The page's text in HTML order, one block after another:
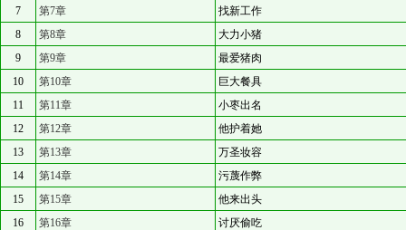
7
第7章
找新工作
8
第8章
大力小猪
9
第9章
最爱猪肉
10
第10章
巨大餐具
11
第11章
小枣出名
12
第12章
他护着她
13
第13章
万圣妆容
14
第14章
污蔑作弊
15
第15章
他来出头
16
第16章
讨厌偷吃